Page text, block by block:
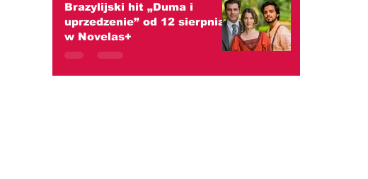
Brazylijski hit „Duma i
uprzedzenie” od 12 sierpnia
w Novelas+